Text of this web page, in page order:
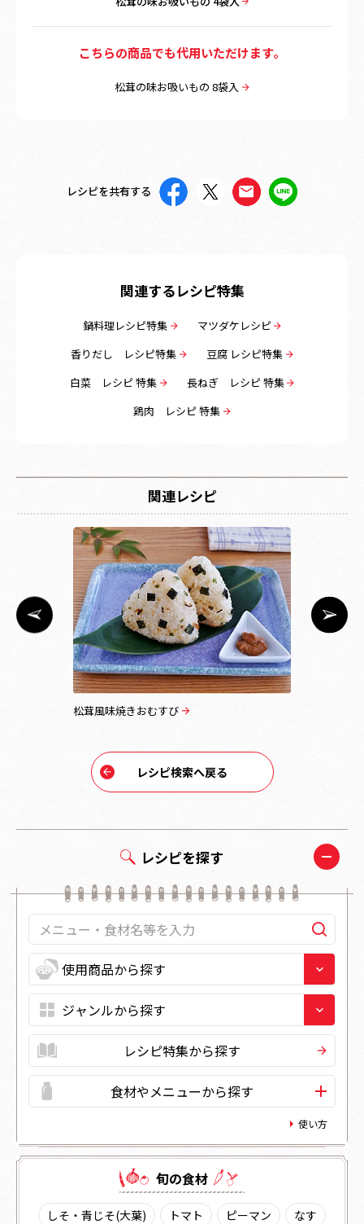
レシピを探す
レシピ特集から探す
食材やメニューから探す
使い方
旬の⾷材
しそ・青じそ(大葉) トマト ピーマン
なす
こちらの商品でも代用いただけます。
松茸の味お吸いもの 8袋入
レシピを共有する
関連するレシピ特集
鍋料理レシピ特集
マツダケレシピ
香りだし レシピ特集
豆腐 レシピ特集
白菜 レシピ 特集
長ねぎ レシピ 特集
鶏肉 レシピ 特集
関連レシピ
松茸風味焼きおむすび
レシピ検索へ戻る